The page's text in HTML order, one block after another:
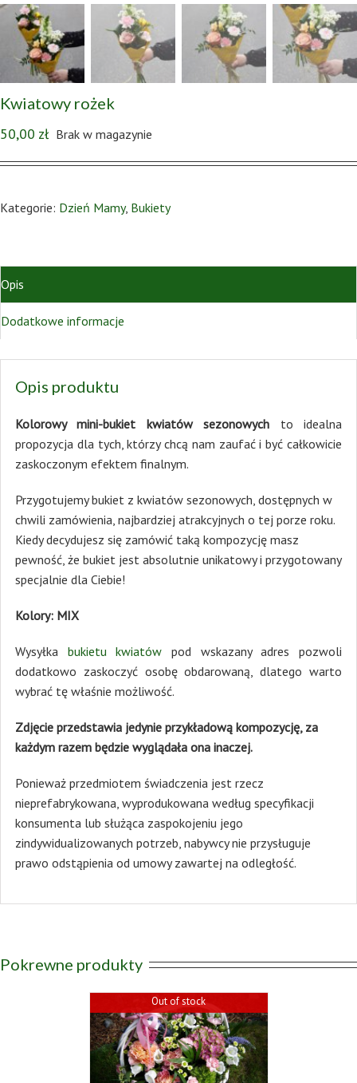
Kwiatowy rożek
50,00 zł Brak w magazynie
Kategorie: Dzień Mamy, Bukiety
Opis
Dodatkowe informacje
Opis produktu
Kolorowy mini-bukiet kwiatów sezonowych to idealna
propozycja dla tych, którzy chcą nam zaufać i być całkowicie
zaskoczonym efektem finalnym.
Przygotujemy bukiet z kwiatów sezonowych, dostępnych w
chwili zamówienia, najbardziej atrakcyjnych o tej porze roku.
Kiedy decydujesz się zamówić taką kompozycję masz
pewność, że bukiet jest absolutnie unikatowy i przygotowany
specjalnie dla Ciebie!
Kolory: MIX
Wysyłka bukietu kwiatów pod wskazany adres pozwoli
dodatkowo zaskoczyć osobę obdarowaną, dlatego warto
wybrać tę właśnie możliwość.
Zdjęcie przedstawia jedynie przykładową kompozycję, za
każdym razem będzie wyglądała ona inaczej.
Ponieważ przedmiotem świadczenia jest rzecz
nieprefabrykowana, wyprodukowana według specyfikacji
konsumenta lub służąca zaspokojeniu jego
zindywidualizowanych potrzeb, nabywcy nie przysługuje
prawo odstąpienia od umowy zawartej na odległość.
Pokrewne produkty
Out of stock